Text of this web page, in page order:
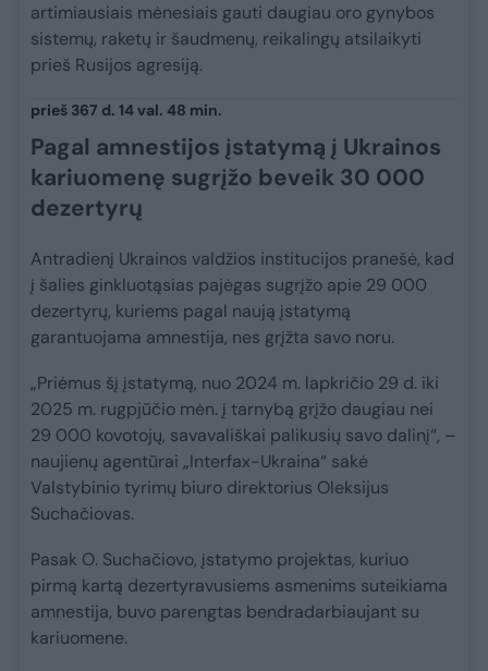
artimiausiais mėnesiais gauti daugiau oro gynybos
sistemų, raketų ir šaudmenų, reikalingų atsilaikyti
prieš Rusijos agresiją.
prieš 367 d. 14 val. 48 min.
Pagal amnestijos įstatymą į Ukrainos
kariuomenę sugrįžo beveik 30 000
dezertyrų
Antradienį Ukrainos valdžios institucijos pranešė, kad
į šalies ginkluotąsias pajėgas sugrįžo apie 29 000
dezertyrų, kuriems pagal naują įstatymą
garantuojama amnestija, nes grįžta savo noru.
„Priėmus šį įstatymą, nuo 2024 m. lapkričio 29 d. iki
2025 m. rugpjūčio mėn. į tarnybą grįžo daugiau nei
29 000 kovotojų, savavališkai palikusių savo dalinį“, –
naujienų agentūrai „Interfax-Ukraina“ sakė
Valstybinio tyrimų biuro direktorius Oleksijus
Suchačiovas.
Pasak O. Suchačiovo, įstatymo projektas, kuriuo
pirmą kartą dezertyravusiems asmenims suteikiama
amnestija, buvo parengtas bendradarbiaujant su
kariuomene.